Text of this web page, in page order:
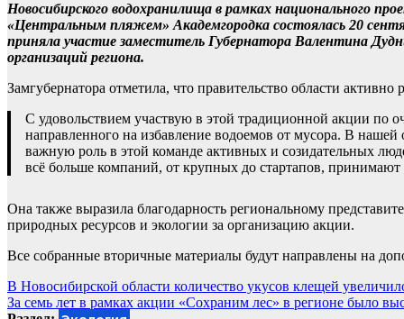
Новосибирского водохранилища в рамках национального
«Центральным пляжем» Академгородка состоялась 20
приняла участие заместитель Губернатора Валентина
организаций региона.
Замгубернатора отметила, что правительство области
С удовольствием участвую в этой традиционной акции по
направленного на избавление водоемов от мусора. В нашей
важную роль в этой команде активных и созидательных
всё больше компаний, от крупных до стартапов,
Она также выразила благодарность региональному
природных ресурсов и экологии за организацию акции.
Все собранные вторичные материалы будут направлены на
Навигация
по
В Новосибирской области количество укусов клещей
За семь лет в рамках акции «Сохраним лес» в регионе было